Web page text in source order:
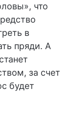
что
в
пряди. А
за счет
будет